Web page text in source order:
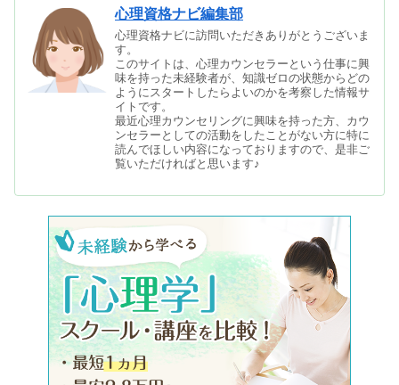
心理資格ナビ編集部
心理資格ナビに訪問いただきありがとうございま
す。
このサイトは、心理カウンセラーという仕事に興
味を持った未経験者が、知識ゼロの状態からどの
ようにスタートしたらよいのかを考察した情報サ
イトです。
最近心理カウンセリングに興味を持った方、カウ
ンセラーとしての活動をしたことがない方に特に
読んでほしい内容になっておりますので、是非ご
覧いただければと思います♪